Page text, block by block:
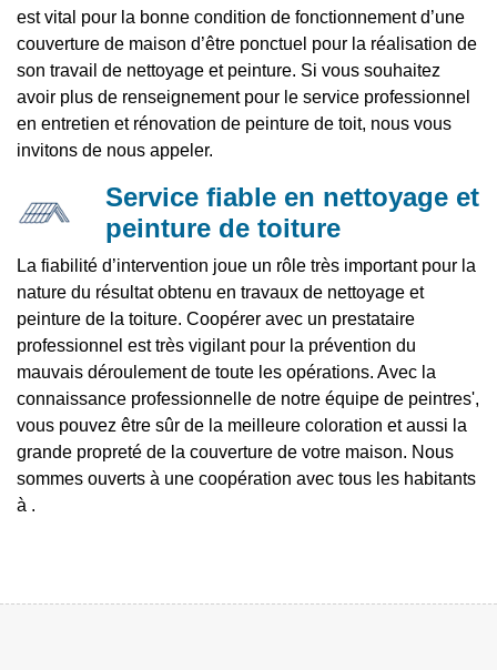
est vital pour la bonne condition de fonctionnement d’une
couverture de maison d’être ponctuel pour la réalisation de
son travail de nettoyage et peinture. Si vous souhaitez
avoir plus de renseignement pour le service professionnel
en entretien et rénovation de peinture de toit, nous vous
invitons de nous appeler.
Service fiable en nettoyage et
peinture de toiture
La fiabilité d’intervention joue un rôle très important pour la
nature du résultat obtenu en travaux de nettoyage et
peinture de la toiture. Coopérer avec un prestataire
professionnel est très vigilant pour la prévention du
mauvais déroulement de toute les opérations. Avec la
connaissance professionnelle de notre équipe de peintres',
vous pouvez être sûr de la meilleure coloration et aussi la
grande propreté de la couverture de votre maison. Nous
sommes ouverts à une coopération avec tous les habitants
à .